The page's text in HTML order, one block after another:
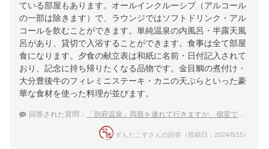
ている部屋もあります。オールインクルーシブ（アルコール
の一部は除きます）で、ラウンジではソフトドリンク・アル
コールを飲むことができます。単純温泉の内風呂・半露天風
呂があり、貸切で入浴することができます。食事は全て部屋
食になります。夕食の献立表は和紙に名前・日付記入されて
おり、記念に持ち帰りたくなる品物です。金目鯛の煮付け・
大分豊後牛のフィレミニステーキ・カニの天ぷらといった豪
華な食材を使った料理が並びます。
回答された質問： 「別府温泉」両親を連れて行きますが、個室で食事、和室でのんびり出来る宿
ずんたこすさんの回答（投稿日：2024/8/15）